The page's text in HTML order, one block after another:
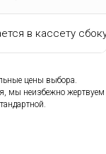
в кассету
цены выбора.
мы неизбежно жертвуем